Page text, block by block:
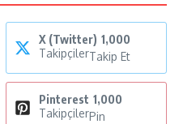
X (Twitter) 1,000
TakipçilerTakip Et
Pinterest 1,000
TakipçilerPin